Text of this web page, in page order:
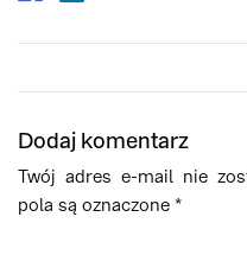
Dodaj komentarz
Twój adres e-mail nie
pola są oznaczone *